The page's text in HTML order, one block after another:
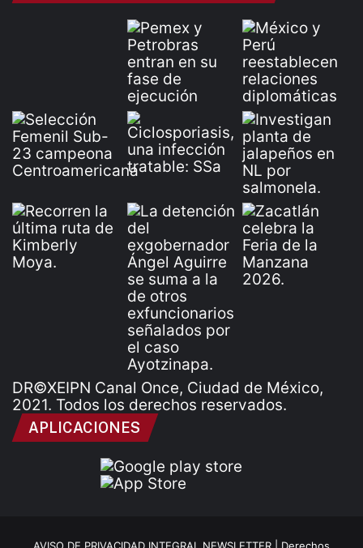
DR©XEIPN Canal Once, Ciudad de México,
2021. Todos los derechos reservados.
APLICACIONES